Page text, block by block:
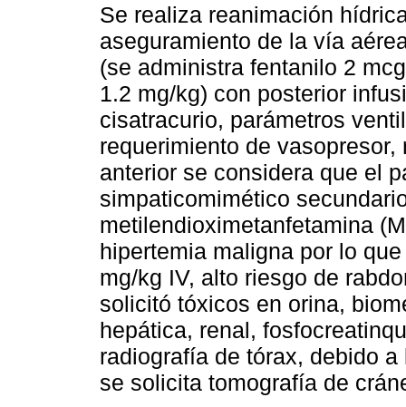
Se realiza reanimación
aseguramiento de la vía
(se administra fentanilo 2
1.2 mg/kg) con posterior
cisatracurio, parámetros
requerimiento de
anterior se considera que el
simpaticomimético
metilendioximetanfetamina
hipertemia maligna por lo
mg/kg IV, alto riesgo de
solicitó tóxicos en orina,
hepática, renal,
radiografía de tórax, debido
se solicita tomografía de